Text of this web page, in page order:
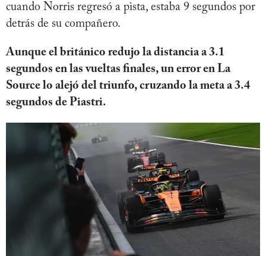
cuando Norris regresó a pista, estaba 9 segundos por
detrás de su compañero.
Aunque el británico redujo la distancia a 3.1
segundos en las vueltas finales, un error en La
Source lo alejó del triunfo, cruzando la meta a 3.4
segundos de Piastri.